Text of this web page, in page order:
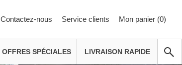
Contactez-nous Service clients Mon panier (0)
OFFRES SPÉCIALES LIVRAISON RAPIDE